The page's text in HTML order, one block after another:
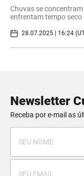
Chuvas se
enfrentam tempo seco
28.07.2025 | 16:24
Newsletter
Receba por e-mail as